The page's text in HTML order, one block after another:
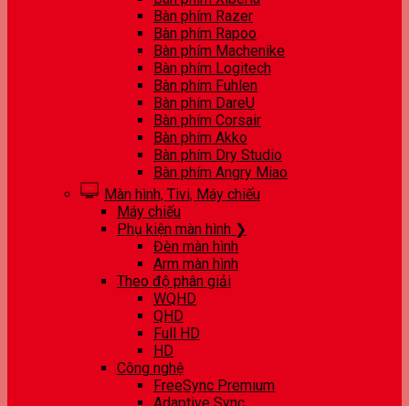
Bàn phím Razer
Bàn phím Rapoo
Bàn phím Machenike
Bàn phím Logitech
Bàn phím Fuhlen
Bàn phím DareU
Bàn phím Corsair
Bàn phím Akko
Bàn phím Dry Studio
Bàn phím Angry Miao
Màn hình, Tivi, Máy chiếu
Máy chiếu
Phụ kiện màn hình ❯
Đèn màn hình
Arm màn hình
Theo độ phân giải
WQHD
QHD
Full HD
HD
Công nghệ
FreeSync Premium